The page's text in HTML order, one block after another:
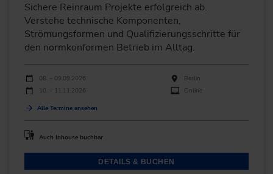
Sichere Reinraum Projekte erfolgreich ab.
Verstehe technische Komponenten,
Strömungsformen und Qualifizierungsschritte für
den normkonformen Betrieb im Alltag.
Durchführungen
Veranstaltungsdatum
08. – 09.09.2026
Berlin
10. – 11.11.2026
Online
Alle Termine ansehen
Auch Inhouse buchbar
DETAILS & BUCHEN